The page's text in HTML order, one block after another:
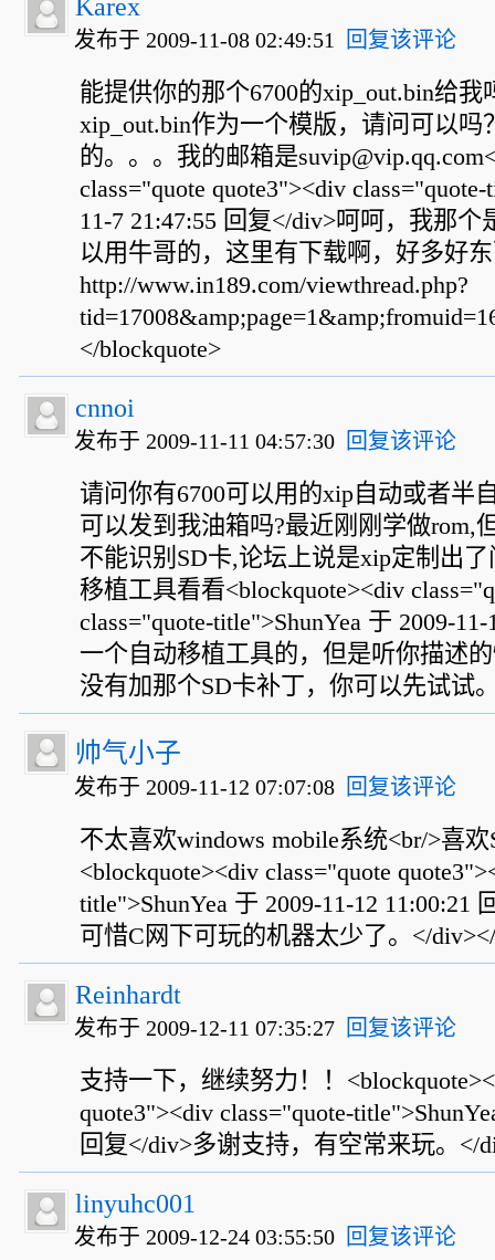
Karex
发布于 2009-11-08 02:49:51 回复该评论
能提供你的那个6700的xip_out.bin给
xip_out.bin作为一个模版，请问可以吗
的。。。我的邮箱是
class="quote quote3"><div
11-7 21:47:55 回复</div>呵呵，我那
以用牛哥的，这里有下载啊，好多好
http://www.in189.com/viewthread.php?
</blockquote>
cnnoi
发布于 2009-11-11 04:57:30 回复该评论
请问你有6700可以用的xip自动或者半
可以发到我油箱吗?最近刚刚学做rom,
不能识别SD卡,论坛上说是xip定制出
移植工具看看<blockquote><div
class="quote-title">ShunYea 于 2009-
一个自动移植工具的，但是听你描述
没有加那个SD卡补丁，你可以先试试
帅气小子
发布于 2009-11-12 07:07:08 回复该评论
不太喜欢windows mobile系统<br/>喜
<blockquote><div class="quote
title">ShunYea 于 2009-11-12 11:00:21
可惜C网下可玩的机器太少了。</
Reinhardt
发布于 2009-12-11 07:35:27 回复该评论
支持一下，继续努力！！
quote3"><div class="quote-
回复</div>多谢支持，有空常来玩。</
linyuhc001
发布于 2009-12-24 03:55:50 回复该评论